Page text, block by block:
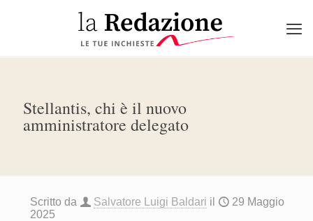
Stellantis, chi è il nuovo
amministratore delegato
Scritto da Salvatore Luigi Baldari il
29 Maggio
2025